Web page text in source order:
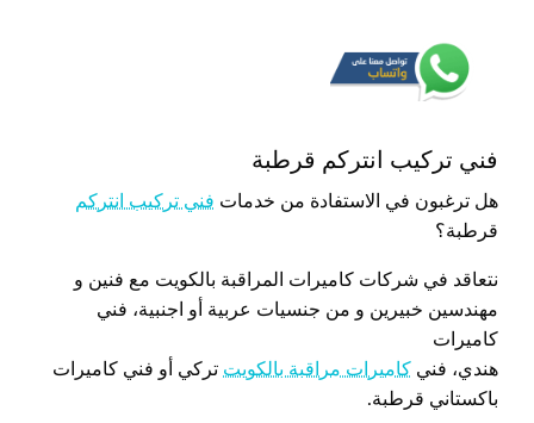
فني تركيب انتركم قرطبة
هل ترغبون في الاستفادة من خدمات فني تركيب انتركم
قرطبة؟
نتعاقد في شركات كاميرات المراقبة بالكويت مع فنين و
مهندسين خبيرين و من جنسيات عربية أو اجنبية، فني
كاميرات
هندي، فني كاميرات مراقبة بالكويت تركي أو فني كاميرات
باكستاني قرطبة.